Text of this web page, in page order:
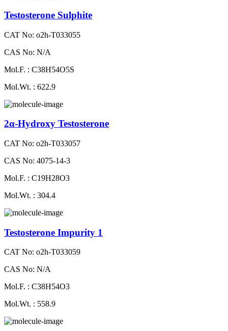
Testosterone Sulphite
CAT No: o2h-T033055
CAS No: N/A
Mol.F. : C38H54O5S
Mol.Wt. : 622.9
2α-Hydroxy Testosterone
CAT No: o2h-T033057
CAS No: 4075-14-3
Mol.F. : C19H28O3
Mol.Wt. : 304.4
Testosterone Impurity 1
CAT No: o2h-T033059
CAS No: N/A
Mol.F. : C38H54O3
Mol.Wt. : 558.9